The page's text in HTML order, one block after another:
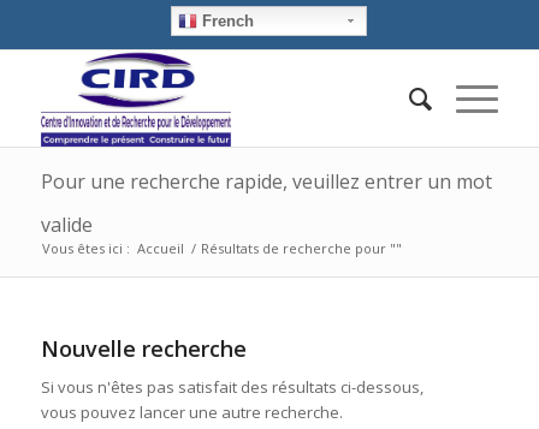
French
Pour une recherche rapide, veuillez entrer un mot
valide
Vous êtes ici : Accueil / Résultats de recherche pour ""
Nouvelle recherche
Si vous n'êtes pas satisfait des résultats ci-dessous,
vous pouvez lancer une autre recherche.